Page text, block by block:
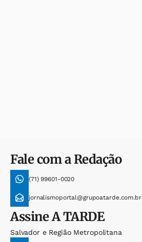
Fale com a Redação
(71) 99601-0020
jornalismoportal@grupoatarde.com.br
AssineA TARDE
Salvador e Região Metropolitana